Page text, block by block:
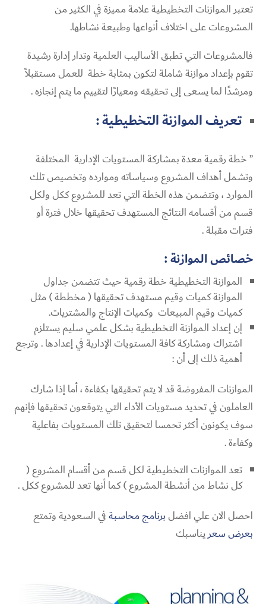
تعتبر الموازنات التخطيطية علامة مميزة في الكثير من
المشروعات على اختلاف أنواعها وطبيعة نشاطها.
فالمشروعات التي تطبق الأساليب العلمية وتدار إدارة رشيدة
تقوم بإعداد موازنة شاملة لتكون بمثابة خطة للعمل مستقبلاً
ومرشدًا لما يسعى إلى تحقيقه ومعيارًا لتقييم ما يتم إنجازه .
تعريف الموازنة التخطيطية :
” خطة رقمية معدة بمشاركة المستويات الإدارية المختلفة
وتشمل أهداف المشروع وسياساته وموارده وتخصيص تلك
الموارد ، وتتضمن هذه الخطة التي تعد للمشروع ككل ولكل
قسم من أقسامه النتائج المستهدف تحقيقها خلال فترة أو
فترات مقبلة .
خصائص الموازنة :
الموازنة التخطيطية خطة رقمية حيث تتضمن جداول
الموازنة كميات وقيم مستهدف تحقيقها ( مخططة ) مثل
كميات وقيم المبيعات وكميات الإنتاج والمشتريات.
إن إعداد الموازنة التخطيطية بشكل علمي سليم يستلزم
اشتراك ومشاركة كافة المستويات الإدارية في إعدادها . وترجع
أهمية ذلك إلى أن :
الموازنات المفروضة قد لا يتم تحقيقها بكفاءة ، أما إذا شارك
العاملون في تحديد مستويات الأداء التي يتوقعون تحقيقها فإنهم
سوف يكونون أكثر تحمسا لتحقيق تلك المستويات بفاعلية
وكفاءة .
تعد الموازنات التخطيطية لكل قسم من أقسام المشروع (
كل نشاط من أنشطة المشروع ) كما أنها تعد للمشروع ككل .
احصل الان علي افضلبرنامج محاسبةفي السعودية وتمتع
بعرض سعريناسبك